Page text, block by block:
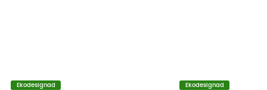
Ekodesignad Ekodesignad